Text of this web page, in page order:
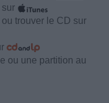
trouver le CD sur
ou une partition au